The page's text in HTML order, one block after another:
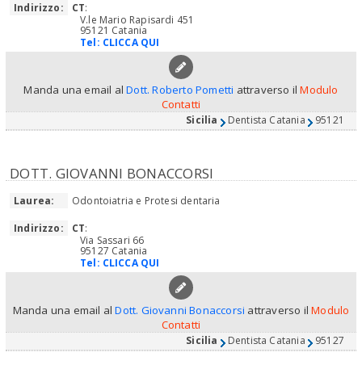
Indirizzo:
CT:
V.le Mario Rapisardi 451
95121 Catania
Tel: CLICCA QUI
Manda una email alDott. Roberto Pometti attraverso ilModulo
Contatti
Sicilia Dentista Catania 95121
DOTT. GIOVANNI BONACCORSI
Laurea:
Odontoiatria e Protesi dentaria
Indirizzo:
CT:
Via Sassari 66
95127 Catania
Tel: CLICCA QUI
Manda una email alDott. Giovanni Bonaccorsi attraverso ilModulo
Contatti
Sicilia Dentista Catania 95127